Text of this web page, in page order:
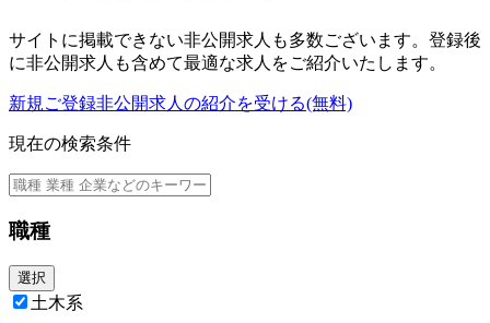
サイトに掲載できない非公開求人も多数ございます。 登録後
に非公開求人も含めて最適な求人をご紹介いたします。
新規ご登録非公開求人の紹介を受ける(無料)
現在の検索条件
職種
選択
土木系